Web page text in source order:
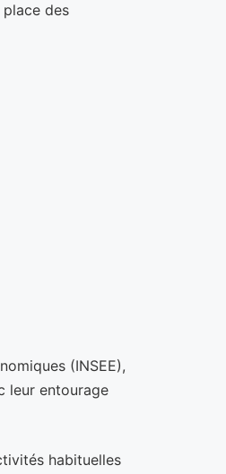
des
(INSEE),
leur entourage
habituelles